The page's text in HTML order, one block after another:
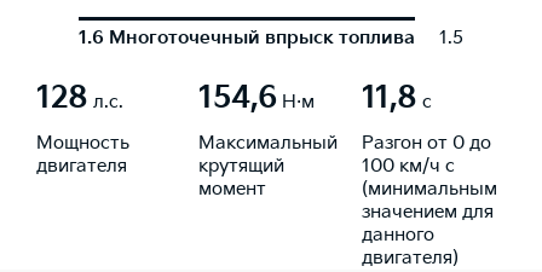
1.6 Многоточечный впрыск топлива 1.5 с
128 л.с.
Мощность
двигателя
154,6Н·м
Максимальный
крутящий
момент
11,8 с
Разгон от 0 до
100 км/ч с
(минимальным
значением для
данного
двигателя)